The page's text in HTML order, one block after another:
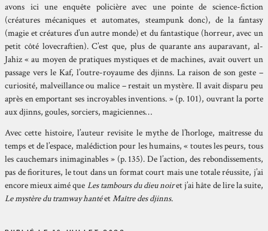
avons ici une enquête policière avec une pointe de science-fiction
(créatures mécaniques et automates, steampunk donc), de la fantasy
(magie et créatures d’un autre monde) et du fantastique (horreur, avec un
petit côté lovecraftien). C’est que, plus de quarante ans auparavant, al-
Jahiz « au moyen de pratiques mystiques et de machines, avait ouvert un
passage vers le Kaf, l’outre-royaume des djinns. La raison de son geste –
curiosité, malveillance ou malice – restait un mystère. Il avait disparu peu
après en emportant ses incroyables inventions. » (p. 101), ouvrant la porte
aux djinns, goules, sorciers, magiciennes…
Avec cette histoire, l’auteur revisite le mythe de l’horloge, maîtresse du
temps et de l’espace, malédiction pour les humains, « toutes les peurs, tous
les cauchemars inimaginables » (p. 135). De l’action, des rebondissements,
pas de fioritures, le tout dans un format court mais une totale réussite, j’ai
encore mieux aimé que Les tambours du dieu noiret j’ai hâte de lire la suite,
Le mystère du tramway hantéetMaître des djinns.